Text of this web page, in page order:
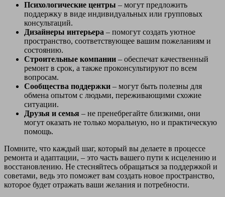
Психологические центры – могут предложить
поддержку в виде индивидуальных или групповых
консультаций.
Дизайнеры интерьера – помогут создать уютное
пространство, соответствующее вашим пожеланиям и
состоянию.
Строительные компании – обеспечат качественный
ремонт в срок, а также проконсультируют по всем
вопросам.
Сообщества поддержки – могут быть полезны для
обмена опытом с людьми, переживающими схожие
ситуации.
Друзья и семья – не пренебрегайте близкими, они
могут оказать не только моральную, но и практическую
помощь.
Помните, что каждый шаг, который вы делаете в процессе
ремонта и адаптации, – это часть вашего пути к исцелению и
восстановлению. Не стесняйтесь обращаться за поддержкой и
советами, ведь это поможет вам создать новое пространство,
которое будет отражать ваши желания и потребности.